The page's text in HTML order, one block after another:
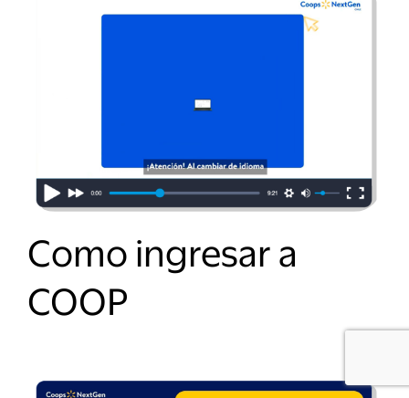
Como ingresar a
COOP